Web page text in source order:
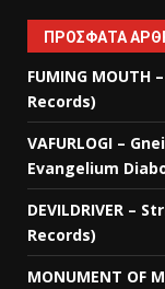
ΠΡΌΣΦΑΤΑ
FUMING
Records)
VAFURLOGI –
Evangelium
DEVILDRIVER –
Records)
MONUMENT OF